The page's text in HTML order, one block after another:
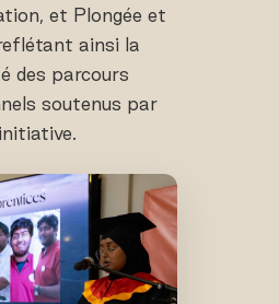
et Plongée et
ainsi la
des parcours
soutenus par